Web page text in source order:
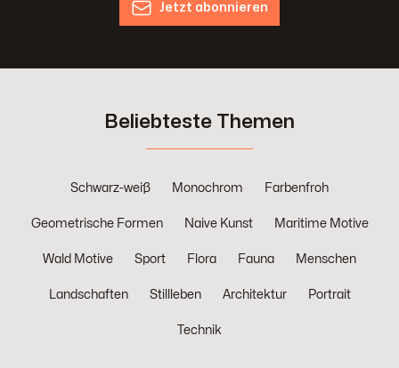
Jetzt abonnieren
Beliebteste Themen
Schwarz-weiß Monochrom Farbenfroh
Geometrische Formen Naive Kunst Maritime Motive
Wald Motive Sport Flora Fauna Menschen
Landschaften Stillleben Architektur Portrait
Technik